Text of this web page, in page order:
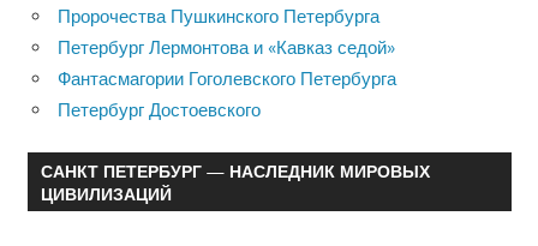
Пророчества Пушкинского Петербурга
Петербург Лермонтова и «Кавказ седой»
Фантасмагории Гоголевского Петербурга
Петербург Достоевского
САНКТ ПЕТЕРБУРГ — НАСЛЕДНИК МИРОВЫХ
ЦИВИЛИЗАЦИЙ